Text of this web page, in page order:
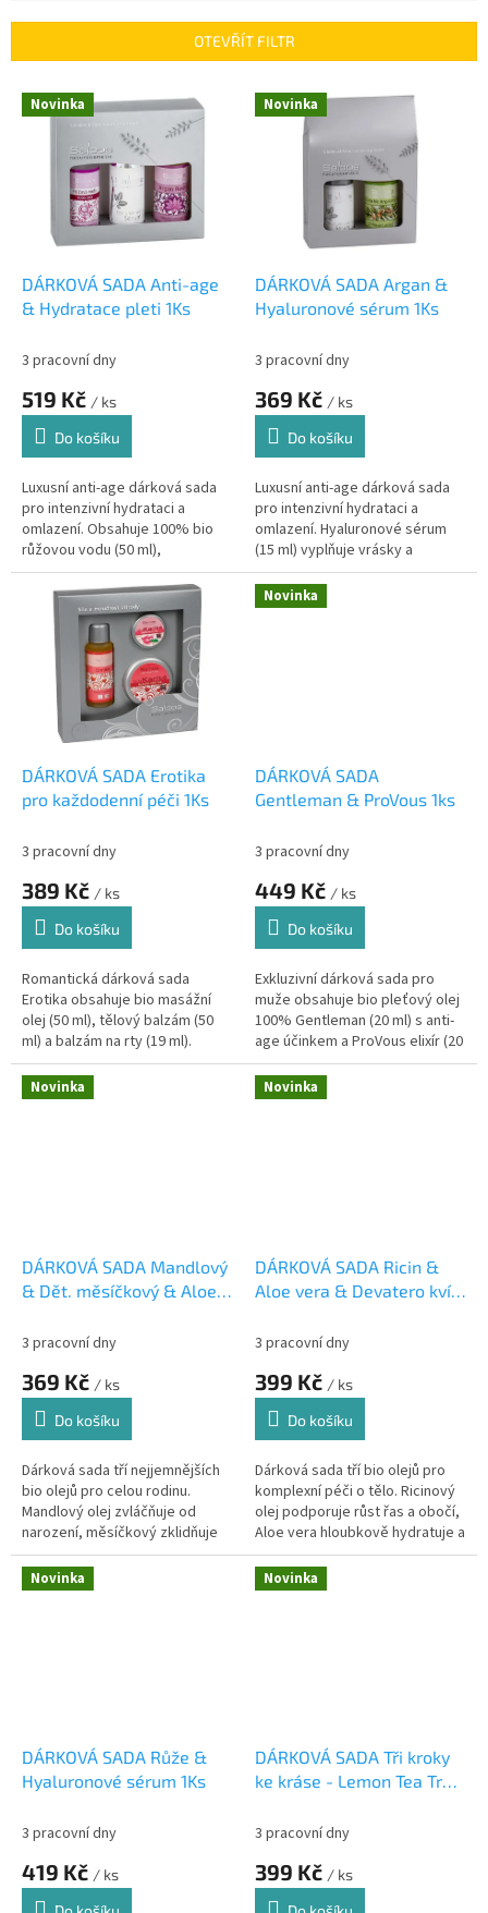
r
OTEVŘÍT FILTR
V Novinka
DÁRKOVÁ SADA Anti-age
& Hydratace pleti 1Ks
3 pracovní dny
519 Kč / ks
Do košíku
Luxusní anti-age dárková sada
pro intenzivní hydrataci a
omlazení. Obsahuje 100% bio
růžovou vodu (50 ml),
hyaluronové sérum (50 ml) a
hydrofilní odličovač Argan
Revital (50...
Novinka
DÁRKOVÁ SADA Argan &
Hyaluronové sérum 1Ks
3 pracovní dny
369 Kč / ks
Do košíku
Luxusní anti-age dárková sada
pro intenzivní hydrataci a
omlazení. Hyaluronové sérum
(15 ml) vyplňuje vrásky a
hydratuje, Extra bio Arganový
olej (20 ml) zvláčňuje a
zpomaluje...
DÁRKOVÁ SADA Erotika
pro každodenní péči 1Ks
3 pracovní dny
389 Kč / ks
Do košíku
Romantická dárková sada
Erotika obsahuje bio masážní
olej (50 ml), tělový balzám (50
ml) a balzám na rty (19 ml).
Smyslná afrodiziakální vůně
ylang-ylangu, bergamotu a...
Novinka
DÁRKOVÁ SADA
Gentleman & ProVous 1ks
3 pracovní dny
449 Kč / ks
Do košíku
Exkluzivní dárková sada pro
muže obsahuje bio pleťový olej
100% Gentleman (20 ml) s anti-
age účinkem a ProVous elixír (20
ml) pro vyživené a lesklé vousy.
Přírodní péče s mužnou...
Novinka
DÁRKOVÁ SADA Mandlový
& Dět. měsíčkový & Aloe
3 pracovní dny
369 Kč / ks
Do košíku
Dárková sada tří nejjemnějších
bio olejů pro celou rodinu.
Mandlový olej zvláčňuje od
narození, měsíčkový zklidňuje
opruzeniny a aloe vera
hloubkově hydratuje. Bezpečná
přírodní...
Novinka
DÁRKOVÁ SADA Ricin &
Aloe vera & Devatero kvítí
3 pracovní dny
399 Kč / ks
Do košíku
Dárková sada tří bio olejů pro
komplexní péči o tělo. Ricinový
olej podporuje růst řas a obočí,
Aloe vera hloubkově hydratuje a
zklidňuje, Devatero kvítí
uvolňuje namožené svaly...
Novinka
DÁRKOVÁ SADA Růže &
Hyaluronové sérum 1Ks
3 pracovní dny
419 Kč / ks
Novinka
DÁRKOVÁ SADA Tři kroky
ke kráse - Lemon Tea Tree
3 pracovní dny
399 Kč / ks